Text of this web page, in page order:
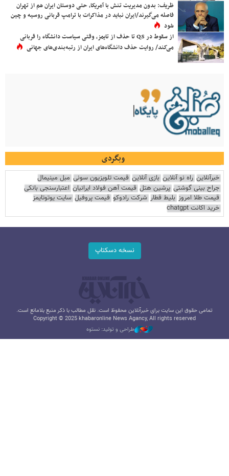
ظریف: بدون مدیریت تنش با آمریکا، حتی دوستان ایران هم از تهران
فاصله می‌گیرند/ایران نباید در مذاکرات با ترامپ قربانی روسیه و چین
شود
از سقوط در QS تا حذف از تایمز، وقتی سیاست دانشگاه را قربانی
می‌کند/ روایت حذف دانشگاه‌های ایران از رتبه‌بندی‌های جهانی
وبگردی
خبرآنلاین راه نو آنلاین بازی آنلاین قیمت تلویزیون سونی مبل مینیمال
جراح بینی گوشتی پرشین هتل قیمت آهن فولاد ایرانیان اعتبارسنجی بانکی
قیمت طلا امروز بلیط قطار شرکت رادوکو قیمت پروفیل سایت یوتوتایمز
خرید اکانت chatgpt
نسخه دسکتاپ
تمامی حقوق این سایت برای خبرآنلاین محفوظ است. نقل مطالب با ذکر منبع بلامانع است.
Copyright © 2025 khabaronline News Agancy, All rights reserved
طراحی و تولید: نستوه